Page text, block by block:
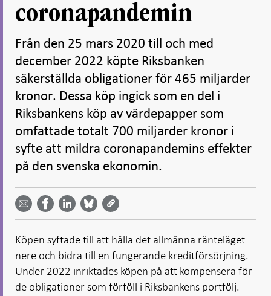
coronapandemin
Från den 25 mars 2020 till och med
december 2022 köpte Riksbanken
säkerställda obligationer för 465 miljarder
kronor. Dessa köp ingick som en del i
Riksbankens köp av värdepapper som
omfattade totalt 700 miljarder kronor i
syfte att mildra coronapandemins effekter
på den svenska ekonomin.
Dela
email -
Öppnas
i ny flik
Dela på
Facebook
- Öppnas
Dela på
LinkedIn
-
Öppnas
i ny flik
på
Bluesky
-
i ny flik
på
Twitter
-
i ny flik
Köpen syftade till att hålla det allmänna ränteläget
nere och bidra till en fungerande kreditförsörjning.
Under 2022 inriktades köpen på att kompensera för
de obligationer som förföll i Riksbankens portfölj.